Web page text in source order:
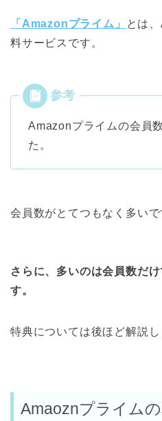
「Amazonプライム」
とは
料サービスです。
Amazonプライムの会員
た。
会員数がとてつもなく多い
さらに、多いのは会員数だ
す。
特典については後ほど解説し
Amaoznプライム